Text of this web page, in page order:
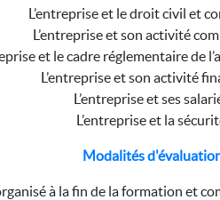
L’entreprise et le droit civil et
L’entreprise et son activité
et le cadre réglementaire de
L’entreprise et son activité
L’entreprise et ses
L’entreprise et la
Modalités
à la fin de la formation et